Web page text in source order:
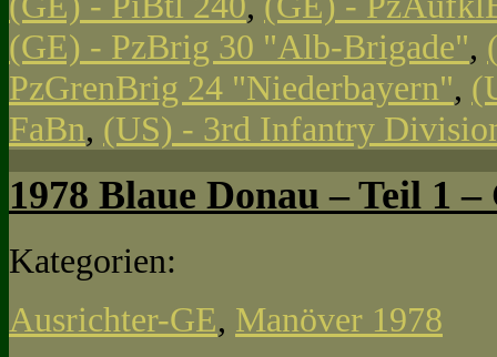
(GE) - PzBrig 30 "Alb-Brigade",
PzGrenBrig 24 "Niederbayern",
FaBn, (US) - 3rd Infantry
1978 Blaue Donau – Teil 1
Kategorien:
Ausrichter-GE, Manöver 1978